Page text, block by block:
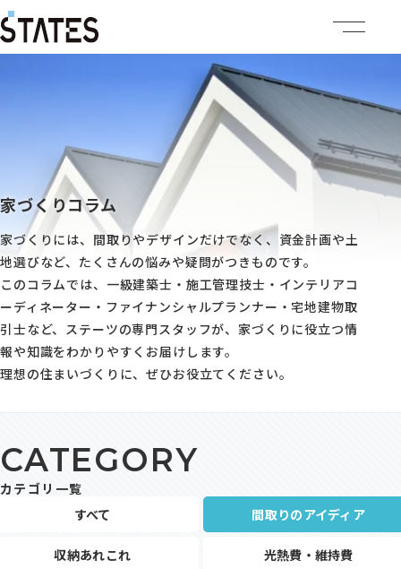
イベント情報
施工事例
建売・土地情報
企業情報
家づくりコラム
オーナーの方へ
0120-666-940
家づくりコラム
家づくりには、間取りやデザインだけでなく、資金計画や土
地選びなど、たくさんの悩みや疑問がつきものです。
このコラムでは、一級建築士・施工管理技士・インテリアコ
ーディネーター・ファイナンシャルプランナー・宅地建物取
引士など、ステーツの専門スタッフが、家づくりに役立つ情
報や知識をわかりやすくお届けします。
理想の住まいづくりに、ぜひお役立てください。
CATEGORY
カテゴリ一覧
すべて
間取りのアイディア
収納あれこれ 光熱費・維持費